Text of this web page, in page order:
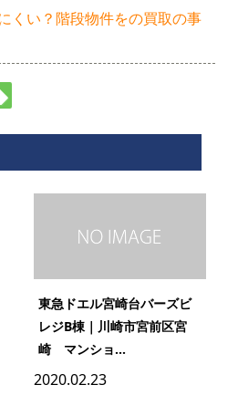
くい？階段物件をの買取の事
東急ドエル宮崎台バーズビ
レジB棟｜川崎市宮前区宮
崎 マンショ...
2020.02.23